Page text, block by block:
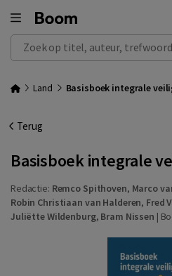
Zoek op titel, auteur, trefwoord of
Land Basisboek integrale
Terug
Basisboek integrale
Redactie: Remco Spithoven, Marco
Robin Christiaan van Halderen, Fred
Juliëtte Wildenburg, Bram Nissen |